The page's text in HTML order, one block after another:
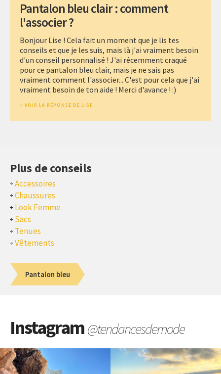
Pantalon bleu clair : comment
l'associer ?
Bonjour Lise ! Cela fait un moment que je lis tes
conseils et que je les suis, mais là j'ai vraiment besoin
d'un conseil personnalisé ! J'ai récemment craqué
pour ce pantalon bleu clair, mais je ne sais pas
vraiment comment l'associer... C'est pour cela que j'ai
vraiment besoin de ton aide ! Merci d'avance ! :)
VOIR LA RÉPONSE DE LISE
Plus de conseils
Accessoires
Chaussures
Look Femme
Sacs
Tenues
Vêtements
Pantalon bleu
Instagram@tendancesdemode